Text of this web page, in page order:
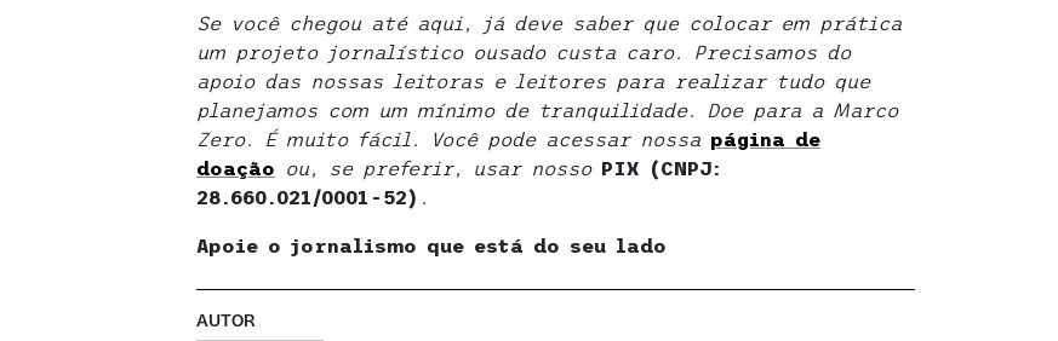
Se você chegou até aqui, já deve saber que colocar em prática
um projeto jornalístico ousado custa caro. Precisamos do
apoio das nossas leitoras e leitores para realizar tudo que
planejamos com um mínimo de tranquilidade. Doe para a Marco
Zero. É muito fácil. Você pode acessar nossa página de
doação ou, se preferir, usar nosso PIX (CNPJ:
28.660.021/0001-52) .
Apoie o jornalismo que está do seu lado
AUTOR